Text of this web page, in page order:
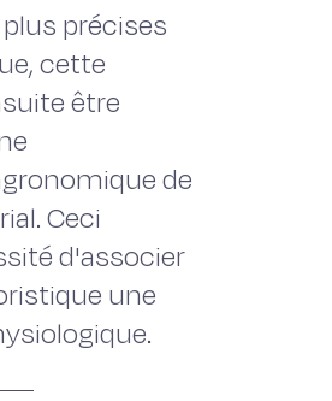
précises
cette
être
de
Ceci
d'associer
une